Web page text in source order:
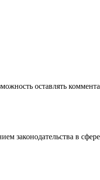
оставлять
законодательства в